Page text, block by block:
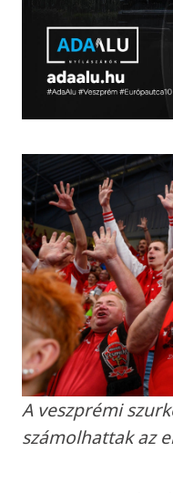
A veszprémi
számolhattak az